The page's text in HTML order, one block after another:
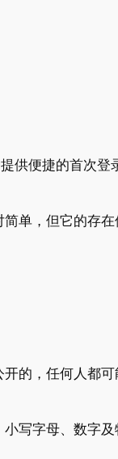
供便捷的首次登
单，但它的存
的，任何人都
写字母、数字